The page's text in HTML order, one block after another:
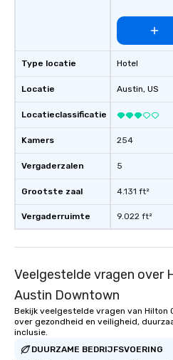
Type locatie
Locatie
Locatieclassificatie
Kamers
Vergaderzalen
Grootste zaal
Vergaderruimte
Hotel
Austin, US
254
5
4.131 ft²
9.022 ft²
Veelgestelde vragen over
Austin Downtown
Bekijk veelgestelde vragen van Hilton
over gezondheid en veiligheid,
inclusie.
DUURZAME BEDRIJFSVOERING